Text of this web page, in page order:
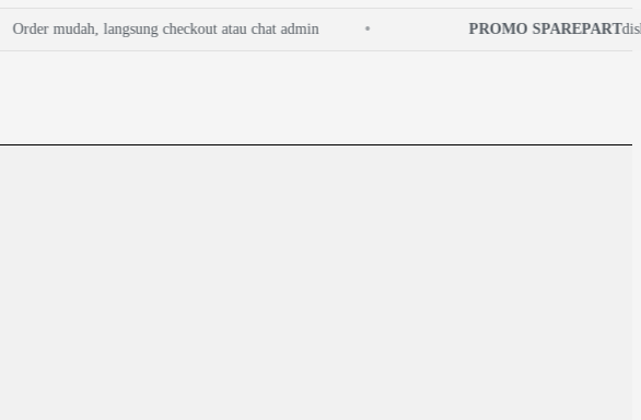
Order mudah, langsung checkout atau chat admin PROMO SPAREPART